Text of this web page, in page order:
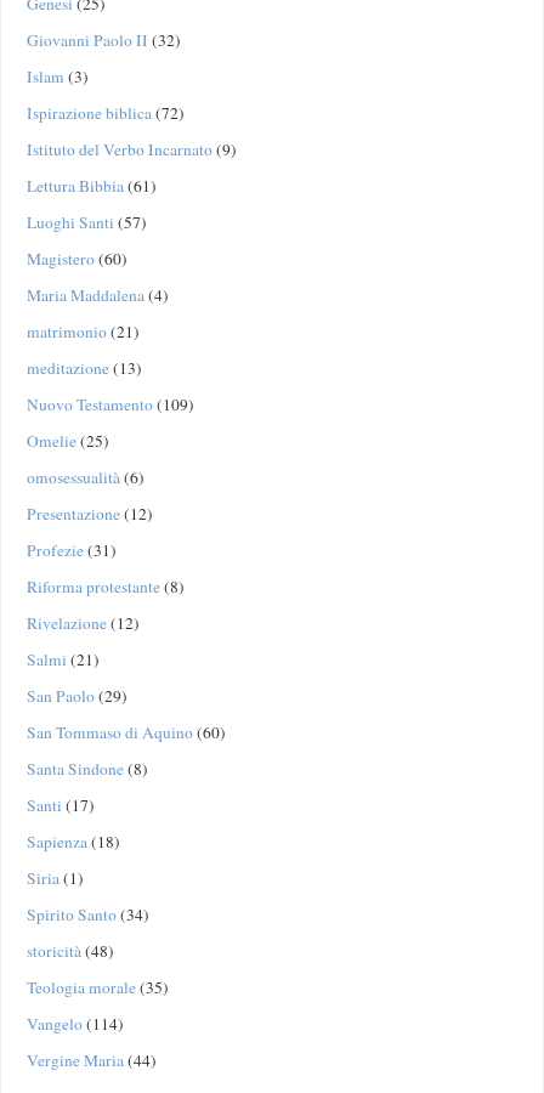
Giovanni Paolo II (32)
Islam (3)
Ispirazione biblica(72)
Istituto del Verbo Incarnato(9)
Lettura Bibbia(61)
Luoghi Santi (57)
Magistero(60)
Maria Maddalena(4)
matrimonio(21)
meditazione(13)
Nuovo Testamento(109)
Omelie(25)
omosessualità(6)
Presentazione(12)
Profezie(31)
Riforma protestante(8)
Rivelazione(12)
Salmi (21)
San Paolo(29)
San Tommaso di Aquino(60)
Santa Sindone(8)
Santi (17)
Sapienza(18)
Siria(1)
Spirito Santo(34)
storicità(48)
Teologia morale(35)
Vangelo(114)
Vergine Maria(44)